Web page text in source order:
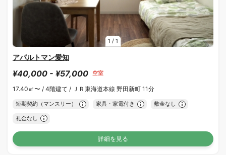
1 / 1
アパルトマン愛知
¥40,000 - ¥57,000 空室
17.40㎡〜 / 4階建て / ＪＲ東海道本線 野田新町 11分
短期契約（マンスリー） 家具・家電付き 敷金なし
礼金なし
詳細を見る